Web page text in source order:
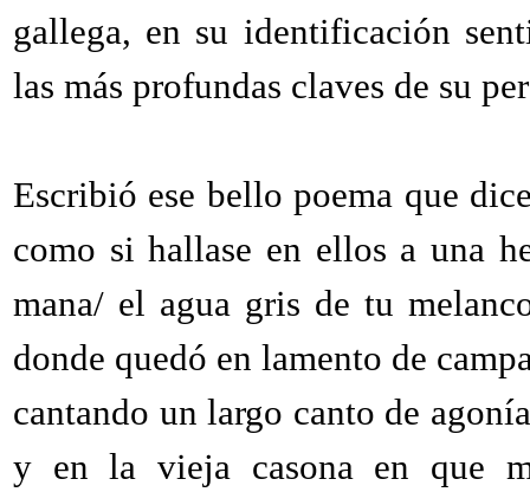
gallega, en su identificación
las más profundas claves de su
Escribió ese bello poema que
como si hallase en ellos a una
mana/ el agua gris de tu
donde quedó en lamento de
cantando un largo canto de
y en la vieja casona en que